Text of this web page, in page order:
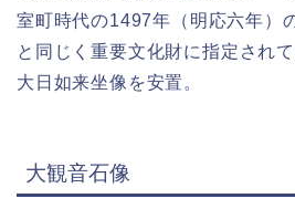
室町時代の1497年（明応六年）
と同じく重要文化財に指定され
大日如来坐像を安置。
大観音石像